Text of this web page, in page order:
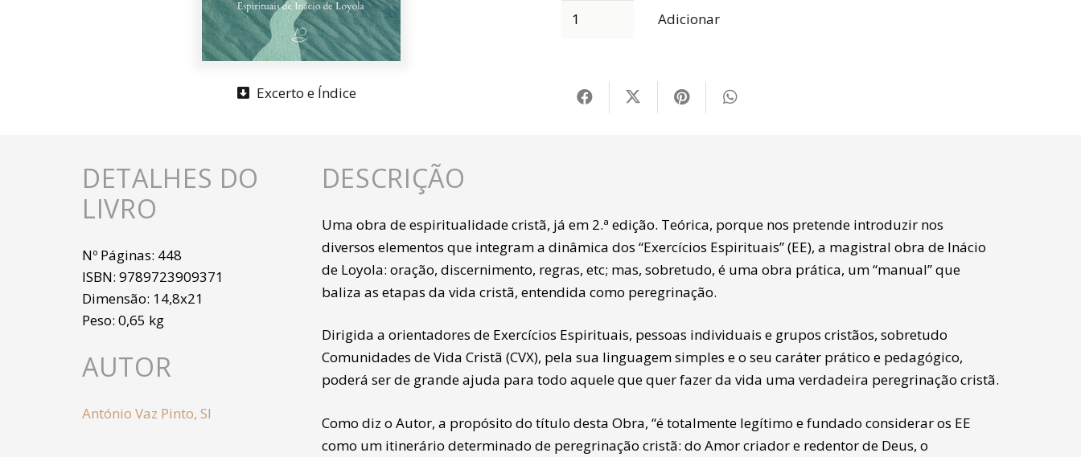
Excerto e Índice
Adicionar
DETALHES DO
LIVRO
Nº Páginas: 448
ISBN: 9789723909371
Dimensão: 14,8x21
Peso: 0,65 kg
AUTOR
António Vaz Pinto, SI
DESCRIÇÃO
Uma obra de espiritualidade cristã, já em 2.ª edição. Teórica, porque nos pretende introduzir nos
diversos elementos que integram a dinâmica dos “Exercícios Espirituais” (EE), a magistral obra de Inácio
de Loyola: oração, discernimento, regras, etc; mas, sobretudo, é uma obra prática, um “manual” que
baliza as etapas da vida cristã, entendida como peregrinação.
Dirigida a orientadores de Exercícios Espirituais, pessoas individuais e grupos cristãos, sobretudo
Comunidades de Vida Cristã (CVX), pela sua linguagem simples e o seu caráter prático e pedagógico,
poderá ser de grande ajuda para todo aquele que quer fazer da vida uma verdadeira peregrinação cristã.
Como diz o Autor, a propósito do título desta Obra, “é totalmente legítimo e fundado considerar os EE
como um itinerário determinado de peregrinação cristã: do Amor criador e redentor de Deus, o